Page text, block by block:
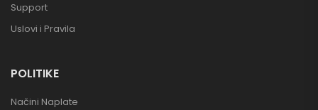
Support
Uslovi i Pravila
POLITIKE
Načini Naplate